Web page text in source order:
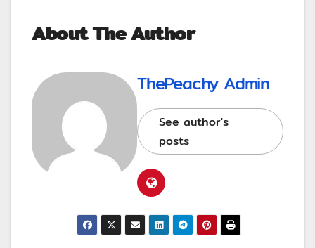
About The Author
ThePeachy Admin
See author's
posts